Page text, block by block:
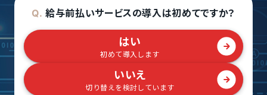
Q. 給与前払いサービスの導入は初めてですか？
はい
初めて導入します
いいえ
切り替えを検討しています